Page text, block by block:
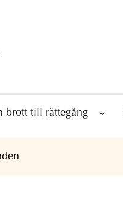
brott till rättegång